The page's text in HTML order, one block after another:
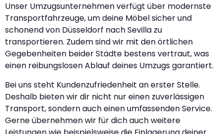
Unser Umzugsunternehmen verfügt über modernste
Transportfahrzeuge, um deine Möbel sicher und
schonend von Düsseldorf nach Sevilla zu
transportieren. Zudem sind wir mit den örtlichen
Gegebenheiten beider Städte bestens vertraut, was
einen reibungslosen Ablauf deines Umzugs garantiert.
Bei uns steht Kundenzufriedenheit an erster Stelle.
Deshalb bieten wir dir nicht nur einen zuverlässigen
Transport, sondern auch einen umfassenden Service.
Gerne übernehmen wir für dich auch weitere